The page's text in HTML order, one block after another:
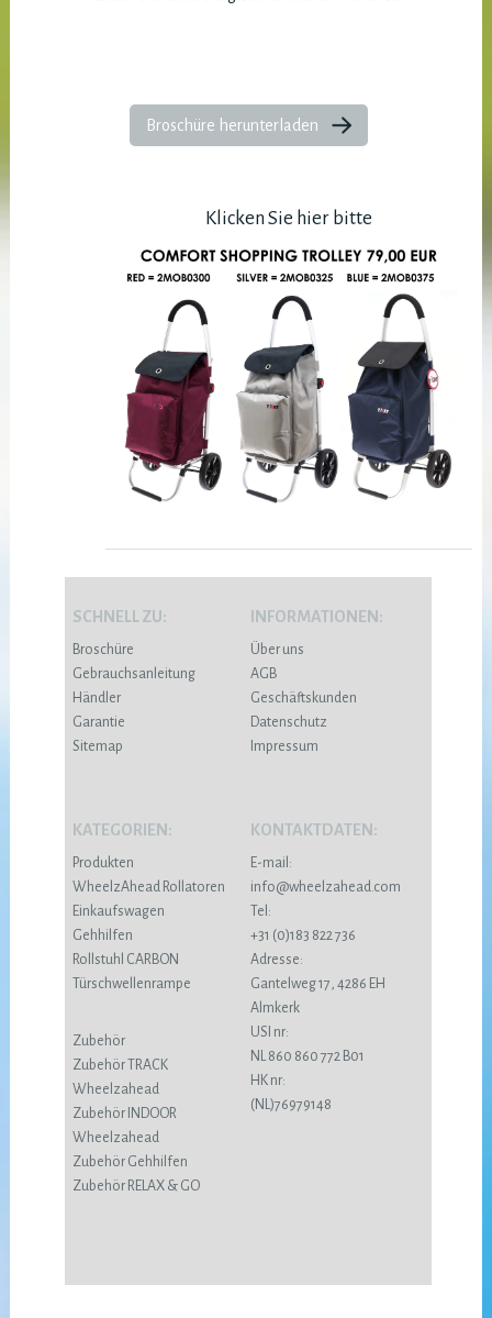
Broschüre herunterladen
Klicken Sie hier bitte
SCHNELL ZU:
Broschüre
Gebrauchsanleitung
Händler
Garantie
Sitemap
INFORMATIONEN:
Über uns
AGB
Geschäftskunden
Datenschutz
Impressum
KATEGORIEN:
Produkten
WheelzAhead Rollatoren
Einkaufswagen
Gehhilfen
Rollstuhl CARBON
Türschwellenrampe
Zubehör
Zubehör TRACK
Wheelzahead
Zubehör INDOOR
Wheelzahead
Zubehör Gehhilfen
Zubehör RELAX & GO
KONTAKTDATEN:
E-mail:
info@wheelzahead.com
Tel:
+31 (0)183 822 736
Adresse:
Gantelweg 17, 4286 EH
Almkerk
USI nr:
NL 860 860 772 B01
HK nr:
(NL)76979148